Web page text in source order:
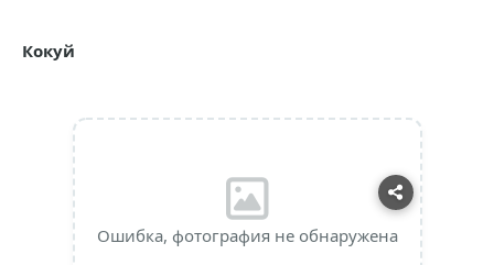
Кокуй
Ошибка, фотография не обнаружена